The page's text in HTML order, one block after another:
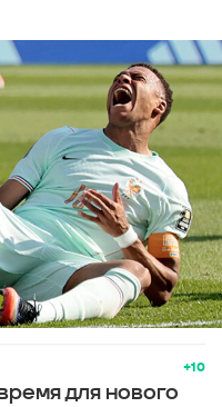
+10
для нового